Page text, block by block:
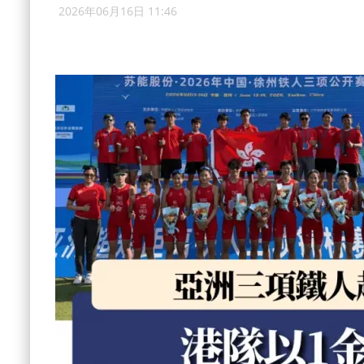
2026年06月16日 11:46